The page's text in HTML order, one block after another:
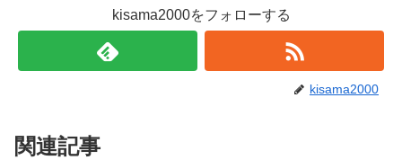
kisama2000をフォローする
kisama2000
関連記事